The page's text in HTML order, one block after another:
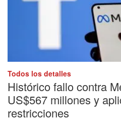
Todos los detalles
Histórico fallo contra
US$567 millones y
restricciones